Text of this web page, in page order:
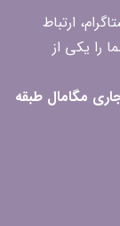
اینستاگرام، ارتباط
را یکی از
مگامال طبقه